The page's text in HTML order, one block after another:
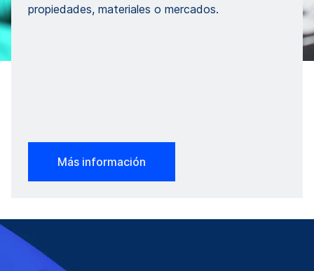
propiedades, materiales o mercados.
Más información